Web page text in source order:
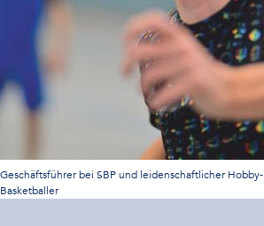
Geschäftsführer bei SBP und leidenschaftlicher Hobby-
Basketballer